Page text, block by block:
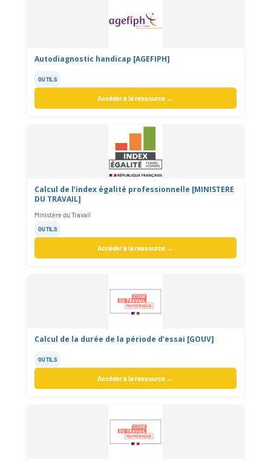
Autodiagnostic handicap [AGEFIPH]
OUTILS
Accéder à la ressource →
Calcul de l’index égalité professionnelle [MINISTERE
DU TRAVAIL]
Ministère du Travail
OUTILS
Accéder à la ressource →
Calcul de la durée de la période d’essai [GOUV]
OUTILS
Accéder à la ressource →